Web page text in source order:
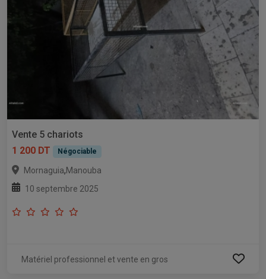
Vente 5 chariots
1 200 DT
Négociable
Mornaguia,Manouba
10 septembre 2025
Matériel professionnel et vente en gros